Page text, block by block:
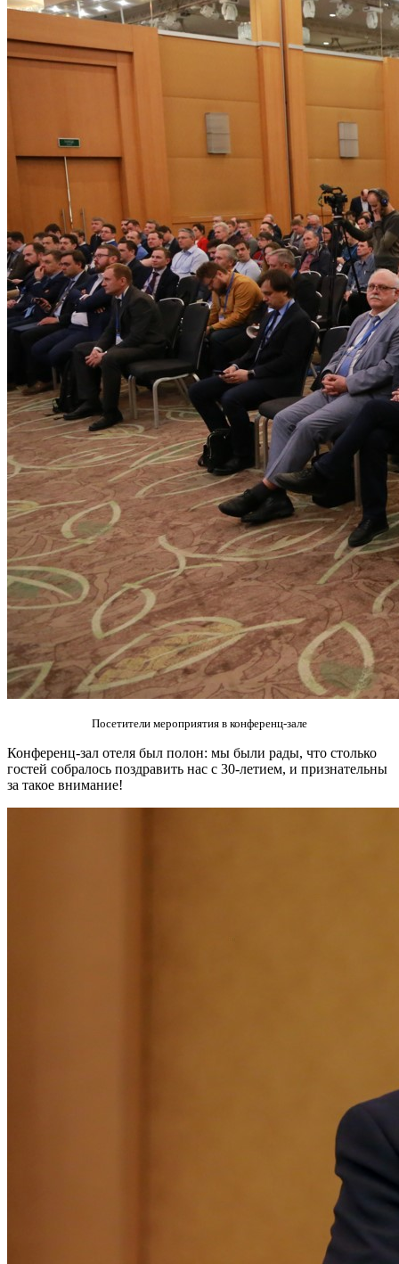
Посетители мероприятия в конференц-зале
Конференц-зал отеля был полон: мы были рады, что столько
гостей собралось поздравить нас с 30-летием, и признательны
за такое внимание!